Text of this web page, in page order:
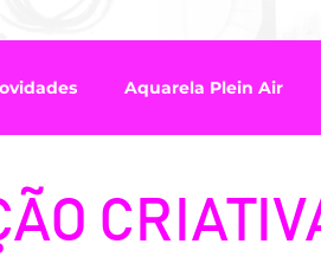
Aquarela Plein Air